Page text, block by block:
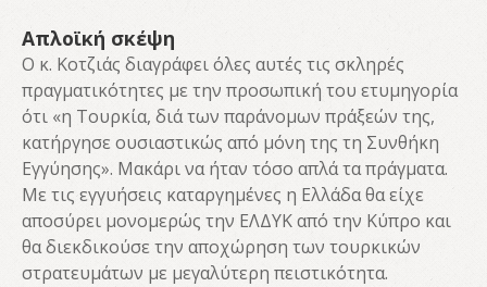
Απλοϊκή σκέψη
Ο κ. Κοτζιάς διαγράφει όλες αυτές τις σκληρές
πραγματικότητες με την προσωπική του ετυμηγορία
ότι «η Τουρκία, διά των παράνομων πράξεών της,
κατήργησε ουσιαστικώς από μόνη της τη Συνθήκη
Εγγύησης». Μακάρι να ήταν τόσο απλά τα πράγματα.
Με τις εγγυήσεις καταργημένες η Ελλάδα θα είχε
αποσύρει μονομερώς την ΕΛΔΥΚ από την Κύπρο και
θα διεκδικούσε την αποχώρηση των τουρκικών
στρατευμάτων με μεγαλύτερη πειστικότητα.